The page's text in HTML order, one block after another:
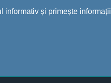
informativ și primește informații